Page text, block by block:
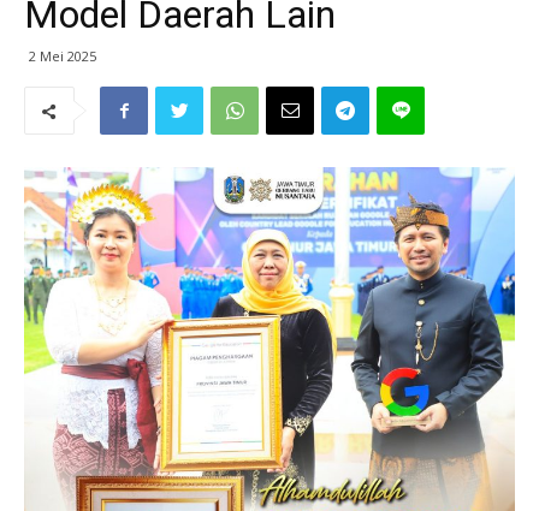
Model Daerah Lain
2 Mei 2025